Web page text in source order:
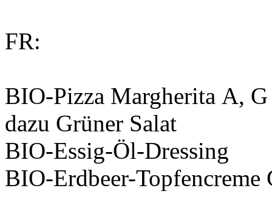
FR:
BIO-Pizza Margherita A, G
dazu Grüner Salat
BIO-Essig-Öl-Dressing
BIO-Erdbeer-Topfencreme